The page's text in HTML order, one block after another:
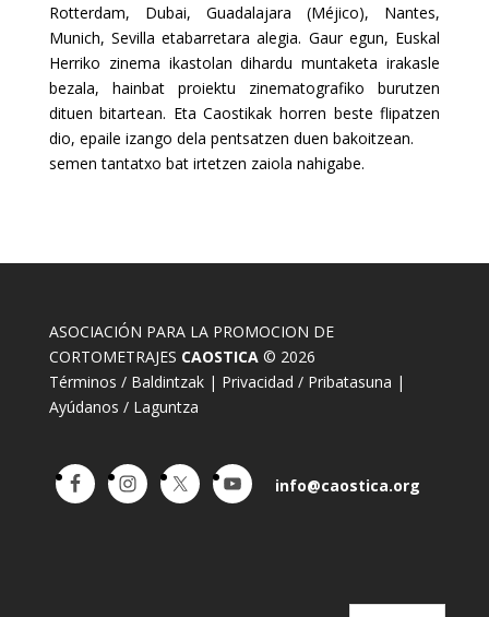
Rotterdam, Dubai, Guadalajara (Méjico), Nantes,
Munich, Sevilla etabarretara alegia. Gaur egun, Euskal
Herriko zinema ikastolan dihardu muntaketa irakasle
bezala, hainbat proiektu zinematografiko burutzen
dituen bitartean. Eta Caostikak horren beste flipatzen
dio, epaile izango dela pentsatzen duen bakoitzean.
semen tantatxo bat irtetzen zaiola nahigabe.
ASOCIACIÓN PARA LA PROMOCION DE
CORTOMETRAJES CAOSTICA© 2026
Términos / Baldintzak| Privacidad / Pribatasuna |
Ayúdanos / Laguntza
info@caostica.org